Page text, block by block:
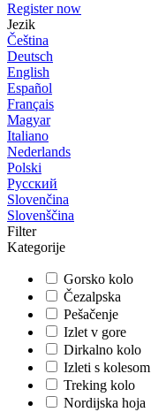
Register now
Jezik
Čeština
Deutsch
English
Español
Français
Magyar
Italiano
Nederlands
Polski
Русский
Slovenčina
Slovenščina
Filter
Kategorije
Gorsko kolo
Čezalpska
Pešačenje
Izlet v gore
Dirkalno kolo
Izleti s kolesom
Treking kolo
Nordijska hoja